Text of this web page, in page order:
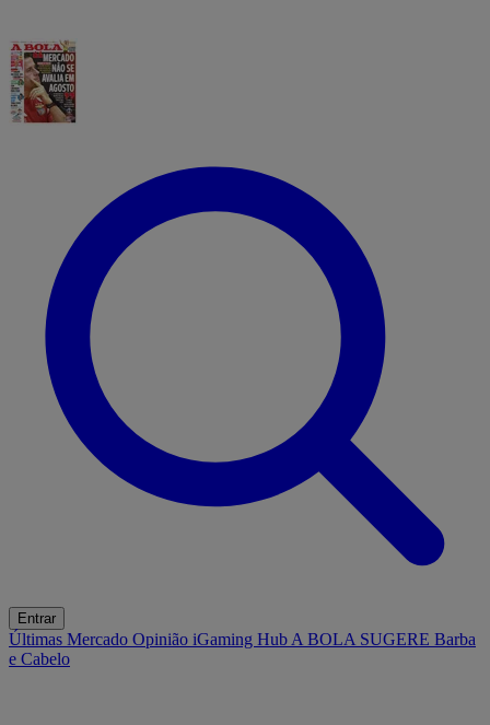
Entrar
Últimas Mercado Opinião iGaming Hub A BOLA SUGERE Barba
e Cabelo